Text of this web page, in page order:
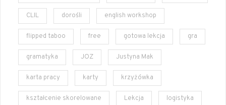
CLIL dorośli english workshop
flipped taboo free gotowa lekcja gra
gramatyka JOZ Justyna Mak
karta pracy karty krzyżówka
kształcenie skorelowane Lekcja logistyka